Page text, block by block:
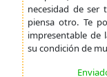
necesidad de
piensa otro. Te
impresentable de
su condición de